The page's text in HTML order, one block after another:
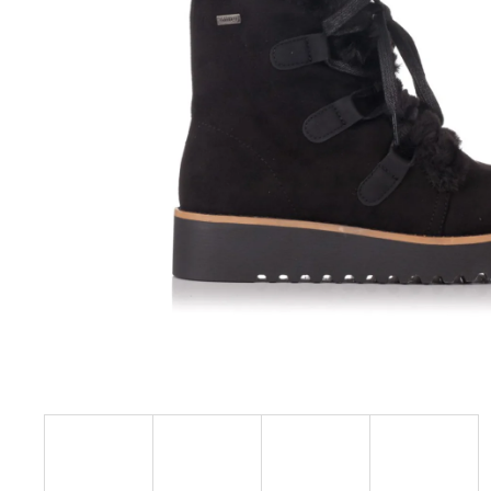
HNĚDÉ KOŽENÉ ZDRAVOTNÍ PANTOFLE
EMMA SHOES